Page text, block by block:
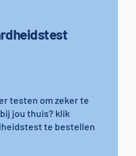
testen om zeker te
jou thuis? klik
te bestellen